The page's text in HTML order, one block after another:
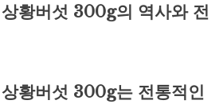
황버섯 300g의 역사와 전
황버섯 300g는 전통적인